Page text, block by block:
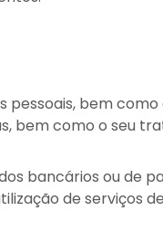
pessoais, bem
bem como o seu
bancários ou de
de serviços